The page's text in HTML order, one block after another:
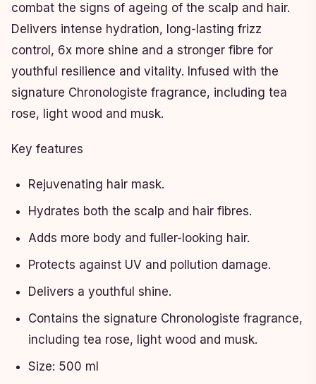
combat the signs of ageing of the scalp and hair.
Delivers intense hydration, long-lasting frizz
control, 6x more shine and a stronger fibre for
youthful resilience and vitality. Infused with the
signature Chronologiste fragrance, including tea
rose, light wood and musk.
Key features
Rejuvenating hair mask.
Hydrates both the scalp and hair fibres.
Adds more body and fuller-looking hair.
Protects against UV and pollution damage.
Delivers a youthful shine.
Contains the signature Chronologiste fragrance,
including tea rose, light wood and musk.
Size: 500 ml